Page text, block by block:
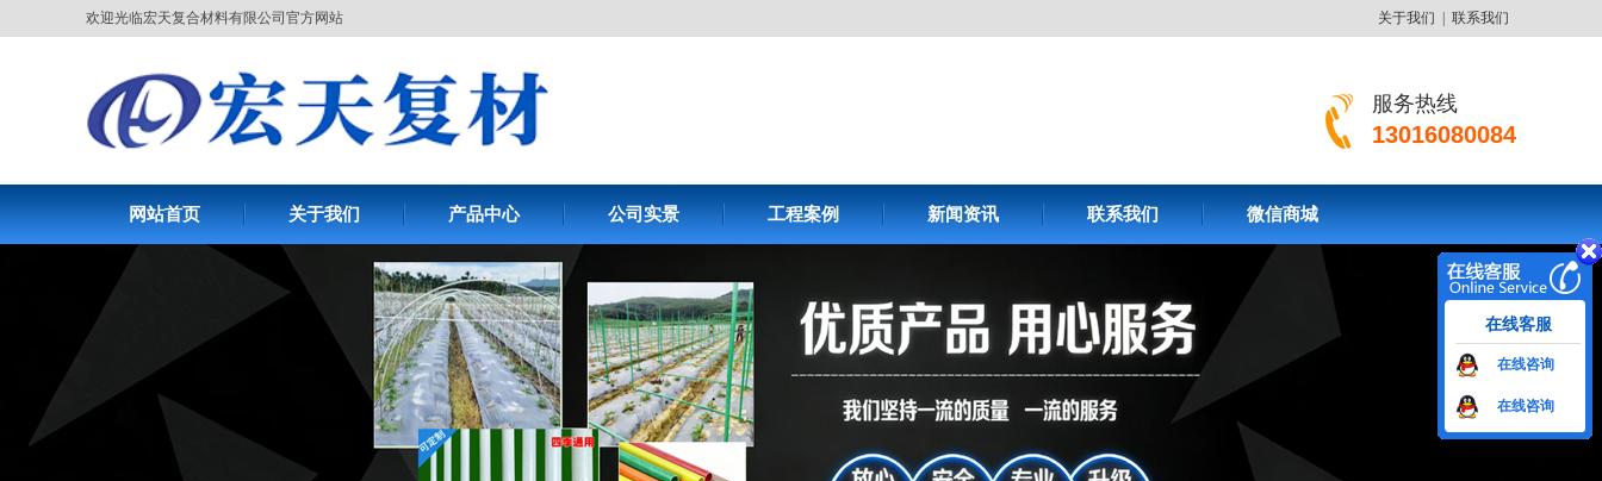
欢迎光临宏天复合材料有限公司官方网站 关于我们 联系我们
服务热线
13016080084
网站首页 关于我们 产品中心 公司实景 工程案例 新闻资讯 联系我们 微信商城
在线客服
在线咨询
在线咨询